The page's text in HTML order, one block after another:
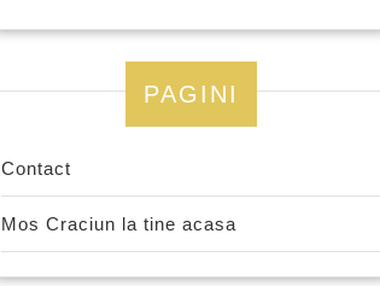
PAGINI
Contact
Mos Craciun la tine acasa